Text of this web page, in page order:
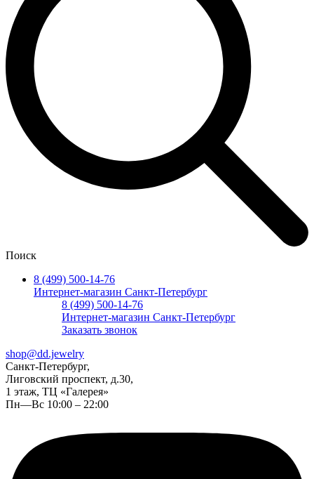
Поиск
8 (499) 500-14-76
Интернет-магазин Санкт-Петербург
8 (499) 500-14-76
Интернет-магазин Санкт-Петербург
Заказать звонок
shop@dd.jewelry
Санкт-Петербург,
Лиговский проспект, д.30,
1 этаж, ТЦ «Галерея»
Пн—Вс 10:00 – 22:00